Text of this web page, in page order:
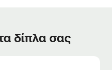
δίπλα σας